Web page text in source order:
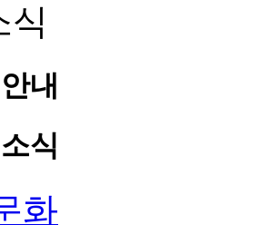
식
내
식
화